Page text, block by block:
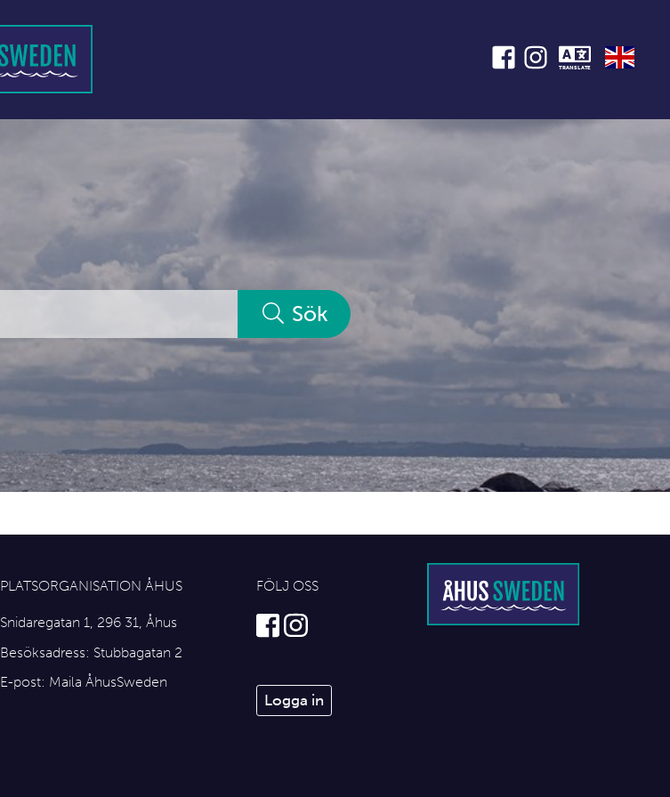
TRANSLATE
Sök
PLATSORGANISATION ÅHUS
Snidaregatan 1, 296 31, Åhus
Besöksadress: Stubbagatan 2
E-post: Maila ÅhusSweden
FÖLJ OSS
Logga in